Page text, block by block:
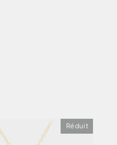
Réduit